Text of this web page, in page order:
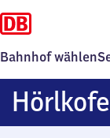
Bahnhof wählen